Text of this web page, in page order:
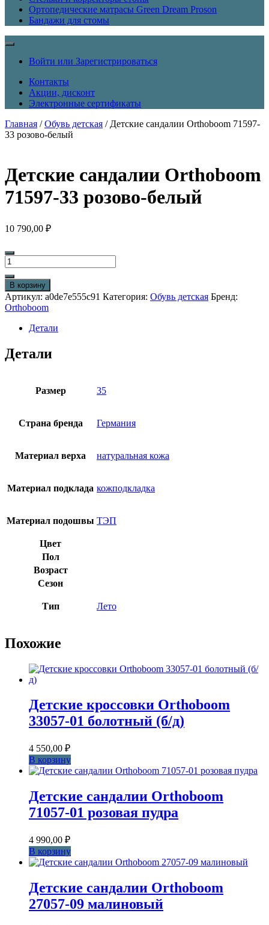
Ортопедические матрасы Green Dream Proson
Бандажи для стомы
Войти или Зарегистрироваться
Контакты
Акции, дисконт
Электронные сертификаты
Главная /Обувь детская / Детские сандалии Orthoboom 71597-
33 розово-белый
Детские сандалии Orthoboom
71597-33 розово-белый
10 790,00 ₽
Количество
товара
Детские
сандалии
Orthoboom
71597-
розово-
белый
В корзину
Артикул: a0de7e555c91 Категория: Обувь детская Бренд:
Orthoboom
Детали
Детали
Размер 35
Страна бренда Германия
Материал верха натуральная кожа
Материал подклада кожподкладка
Материал подошвы ТЭП
Цвет
Пол
Возраст
Сезон
Тип Лето
Похожие
Детские кроссовки Orthoboom
33057-01 болотный (б/д)
4 550,00 ₽
В корзину
Детские сандалии Orthoboom
71057-01 розовая пудра
4 990,00 ₽
В корзину
Детские сандалии Orthoboom
27057-09 малиновый